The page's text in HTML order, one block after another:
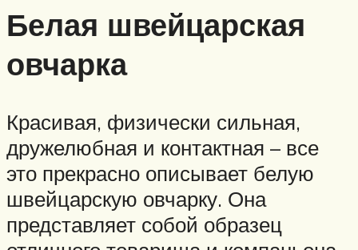
Белая швейцарская
овчарка
Красивая, физически сильная,
дружелюбная и контактная – все
это прекрасно описывает белую
швейцарскую овчарку. Она
представляет собой образец